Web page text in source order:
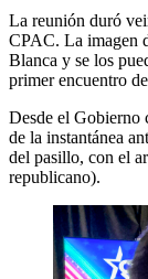
La reunión duró
CPAC. La imagen
Blanca y se los
primer encuentro
Desde el Gobierno
de la instantánea
del pasillo, con el
republicano).